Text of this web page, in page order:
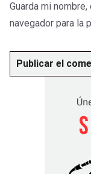
Guarda mi
navegador para la